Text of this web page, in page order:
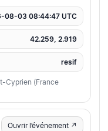
08-03 08:44:47 UTC
42.259, 2.919
resif
Cyprien (France
Ouvrir l’événement ↗